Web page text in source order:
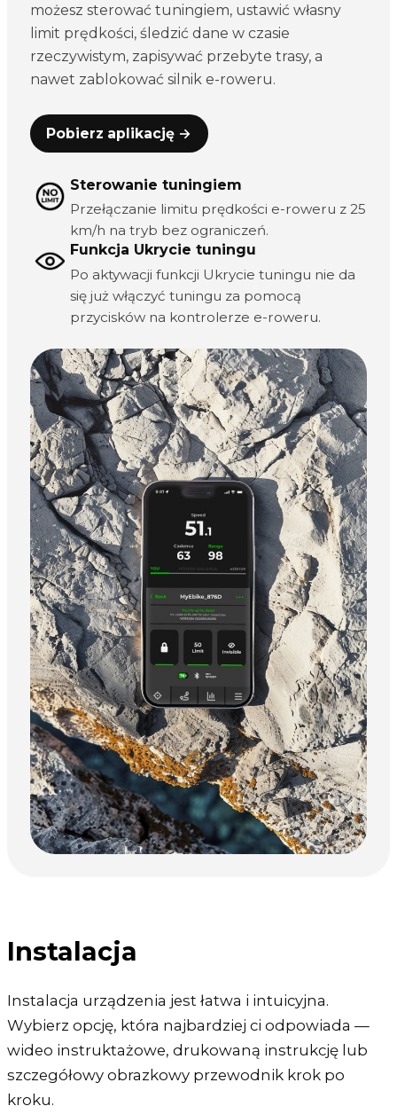
możesz sterować tuningiem, ustawić własny
limit prędkości, śledzić dane w czasie
rzeczywistym, zapisywać przebyte trasy, a
nawet zablokować silnik e-roweru.
Pobierz aplikację →
Sterowanie tuningiem
Przełączanie limitu prędkości e-roweru z 25
km/h na tryb bez ograniczeń.
Funkcja Ukrycie tuningu
Po aktywacji funkcji Ukrycie tuningu nie da
się już włączyć tuningu za pomocą
przycisków na kontrolerze e-roweru.
Instalacja
Instalacja urządzenia jest łatwa i intuicyjna.
Wybierz opcję, która najbardziej ci odpowiada —
wideo instruktażowe, drukowaną instrukcję lub
szczegółowy obrazkowy przewodnik krok po
kroku.